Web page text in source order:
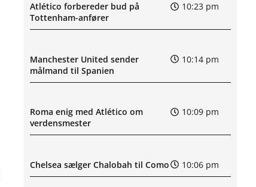
Atlético forbereder bud på
Tottenham-anfører
10:23 pm
Manchester United sender
målmand til Spanien
10:14 pm
Roma enig med Atlético om
verdensmester
10:09 pm
Chelsea sælger Chalobah til Como 10:06 pm